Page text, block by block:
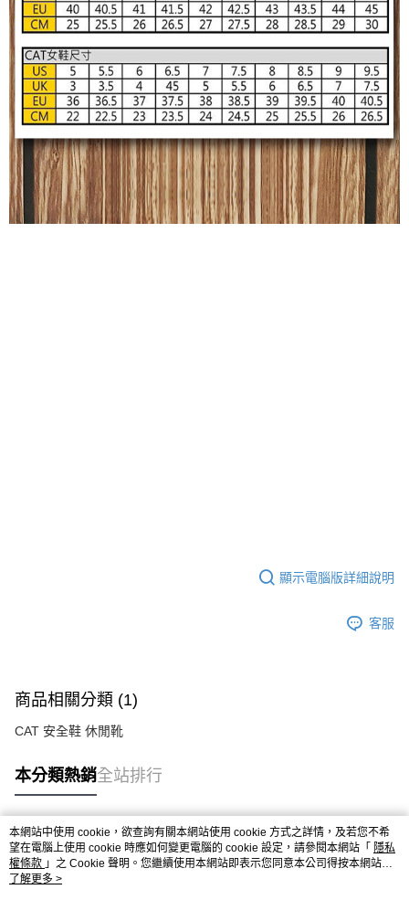
顯示電腦版詳細說明
客服
商品相關分類 (1)
CAT 安全鞋 休閒靴
本分類熱銷全站排行
熱門標籤
本網站中使用 cookie，欲查詢有關本網站使用 cookie 方式之詳情，及若您不希
望在電腦上使用 cookie 時應如何變更電腦的 cookie 設定，請參閱本網站「 隱私
權條款 」之 Cookie 聲明。您繼續使用本網站即表示您同意本公司得按本網站使
用條款之 Cookie 聲明使用 cookie。
了解更多 >